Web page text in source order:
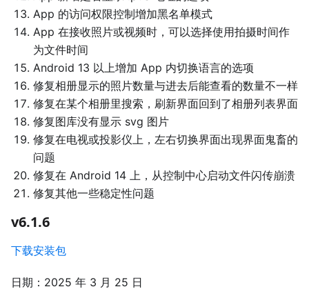
App 的访问权限控制增加黑名单模式
App 在接收照片或视频时，可以选择使用拍摄时间作
为文件时间
Android 13 以上增加 App 内切换语言的选项
修复相册显示的照片数量与进去后能查看的数量不一样
修复在某个相册里搜索，刷新界面回到了相册列表界面
修复图库没有显示 svg 图片
修复在电视或投影仪上，左右切换界面出现界面鬼畜的
问题
修复在 Android 14 上，从控制中心启动文件闪传崩溃
修复其他一些稳定性问题
v6.1.6
下载安装包
日期：2025 年 3 月 25 日